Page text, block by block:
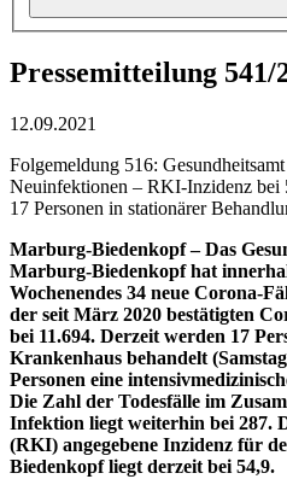
Pressemitteilung 541/
12.09.2021
Folgemeldung 516:
Neuinfektionen – RKI-Inzidenz bei
17 Personen in stationärer
Marburg-Biedenkopf – Das
Marburg-Biedenkopf hat
Wochenendes 34 neue Corona-
der seit März 2020 bestätigten
bei 11.694. Derzeit werden 17
Krankenhaus behandelt
Personen eine
Die Zahl der Todesfälle im
Infektion liegt weiterhin bei 287.
(RKI) angegebene Inzidenz für
Biedenkopf liegt derzeit bei 54,9.